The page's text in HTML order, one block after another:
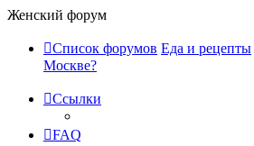
Женский форум
Список форумов Еда и рецепты
Москве?
Ссылки
FAQ